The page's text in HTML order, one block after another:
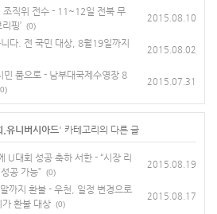
조직위 전수 - 11~12일 전북 무
핑’ (0)
2015.08.10
다. 전 국민 대상, 8월19일까지
2015.08.02
품으로 - 남부대국제수영장 8
2015.07.31
.유니버시아드' 카테고리의 다른 글
U대회 성공 축하 서한 - “시장 리
공 가능” (0)
2015.08.19
까지 환불 - 우천, 일정 변경으로
환불 대상 (0)
2015.08.17